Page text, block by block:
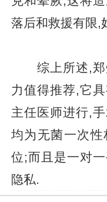
落后和救援有限,
综上所述,郑
力值得推荐,它
主任医师进行,
均为无菌一次性
位;而且是一对
隐私.